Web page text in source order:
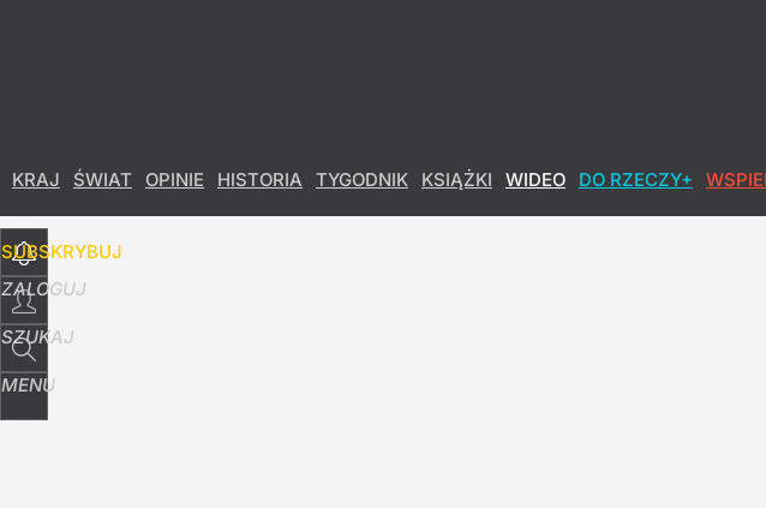
KRAJ ŚWIAT OPINIE HISTORIA TYGODNIK KSIĄŻKI WIDEO DO RZECZY+
SUBSKRYBUJ
ZALOGUJ
SZUKAJ
MENU